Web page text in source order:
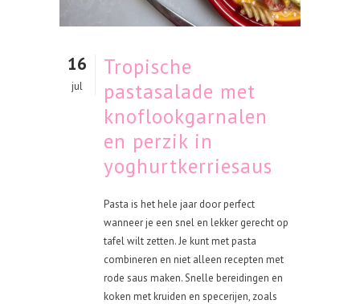
16
jul
Tropische
pastasalade met
knoflookgarnalen
en perzik in
yoghurtkerriesaus
Pasta is het hele jaar door perfect
wanneer je een snel en lekker gerecht op
tafel wilt zetten. Je kunt met pasta
combineren en niet alleen recepten met
rode saus maken. Snelle bereidingen en
koken met kruiden en specerijen, zoals